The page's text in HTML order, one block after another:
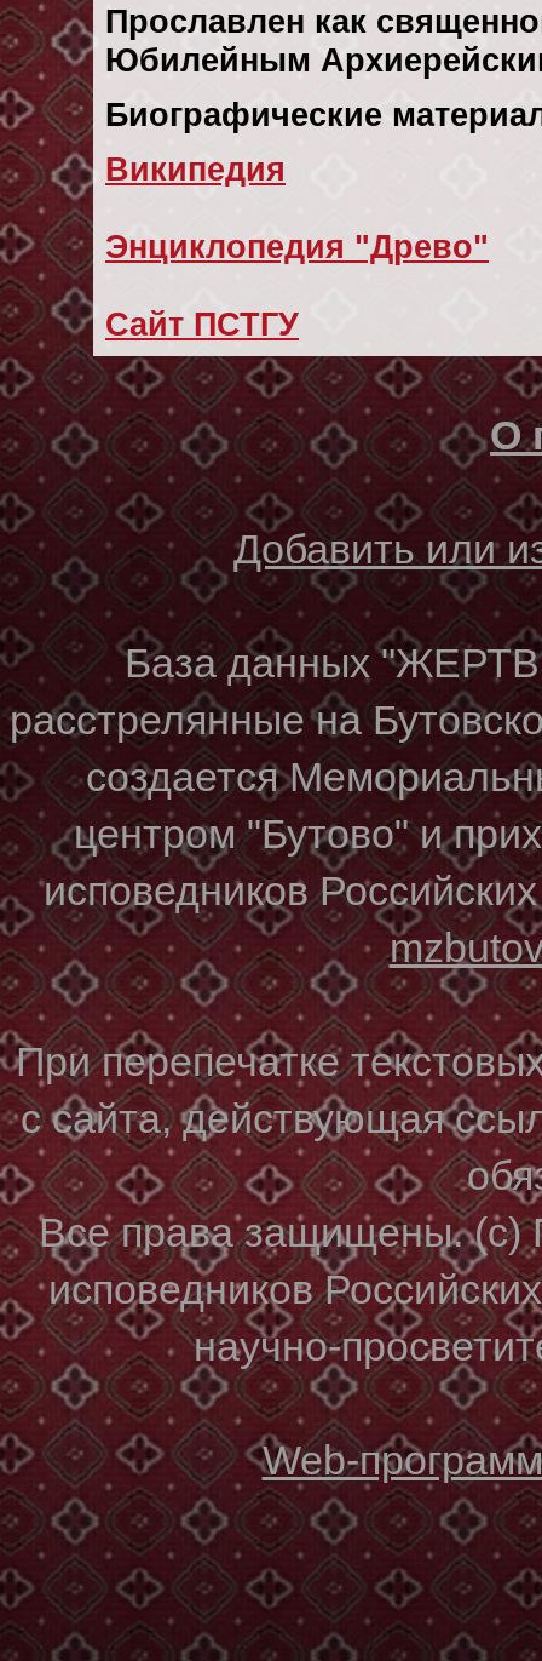
Прославлен как
Юбилейным
Биографические
Википедия
Энциклопедия "Древо"
Сайт ПСТГУ
О
Добавить или
База данных
расстрелянные на
создается
центром "Бутово" и
исповедников
При перепечатке
с сайта, действующая
Все права защищены. (с)
исповедников
научно-
Web-